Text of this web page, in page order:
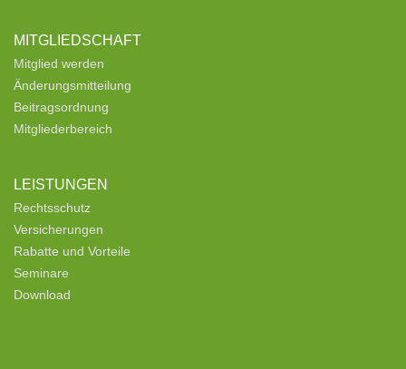
MITGLIEDSCHAFT
Mitglied werden
Änderungsmitteilung
Beitragsordnung
Mitgliederbereich
LEISTUNGEN
Rechtsschutz
Versicherungen
Rabatte und Vorteile
Seminare
Download